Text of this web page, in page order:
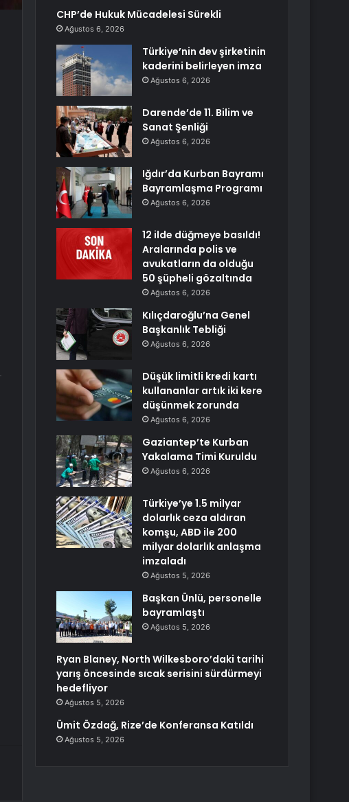
CHP’de Hukuk Mücadelesi Sürekli
Ağustos 6, 2026
Türkiye’nin dev şirketinin
kaderini belirleyen imza
Ağustos 6, 2026
Darende’de 11. Bilim ve
Sanat Şenliği
Ağustos 6, 2026
Iğdır’da Kurban Bayramı
Bayramlaşma Programı
Ağustos 6, 2026
12 ilde düğmeye basıldı!
Aralarında polis ve
avukatların da olduğu
50 şüpheli gözaltında
Ağustos 6, 2026
Kılıçdaroğlu’na Genel
Başkanlık Tebliği
Ağustos 6, 2026
Düşük limitli kredi kartı
kullananlar artık iki kere
düşünmek zorunda
Ağustos 6, 2026
Gaziantep’te Kurban
Yakalama Timi Kuruldu
Ağustos 6, 2026
Türkiye’ye 1.5 milyar
dolarlık ceza aldıran
komşu, ABD ile 200
milyar dolarlık anlaşma
imzaladı
Ağustos 5, 2026
Başkan Ünlü, personelle
bayramlaştı
Ağustos 5, 2026
Ryan Blaney, North Wilkesboro’daki tarihi
yarış öncesinde sıcak serisini sürdürmeyi
hedefliyor
Ağustos 5, 2026
Ümit Özdağ, Rize’de Konferansa Katıldı
Ağustos 5, 2026